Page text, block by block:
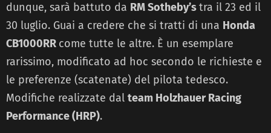
dunque, sarà battuto da RM Sotheby’stra il 23 ed il
30 luglio. Guai a credere che si tratti di una Honda
CB1000RR come tutte le altre. È un esemplare
rarissimo, modificato ad hoc secondo le richieste e
le preferenze (scatenate) del pilota tedesco.
Modifiche realizzate dal team Holzhauer Racing
Performance (HRP).